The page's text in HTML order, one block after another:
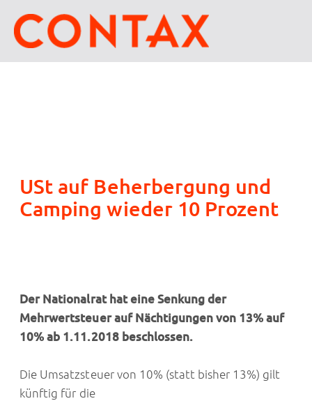
USt auf Beherbergung und
Camping wieder 10 Prozent
Der Nationalrat hat eine Senkung der
Mehrwertsteuer auf Nächtigungen von 13% auf
10% ab 1.11.2018 beschlossen.
Die Umsatzsteuer von 10% (statt bisher 13%) gilt
künftig für die